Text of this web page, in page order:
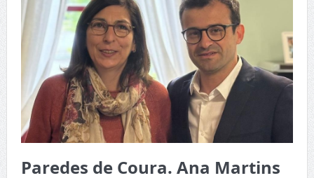
Paredes de Coura. Ana Martins